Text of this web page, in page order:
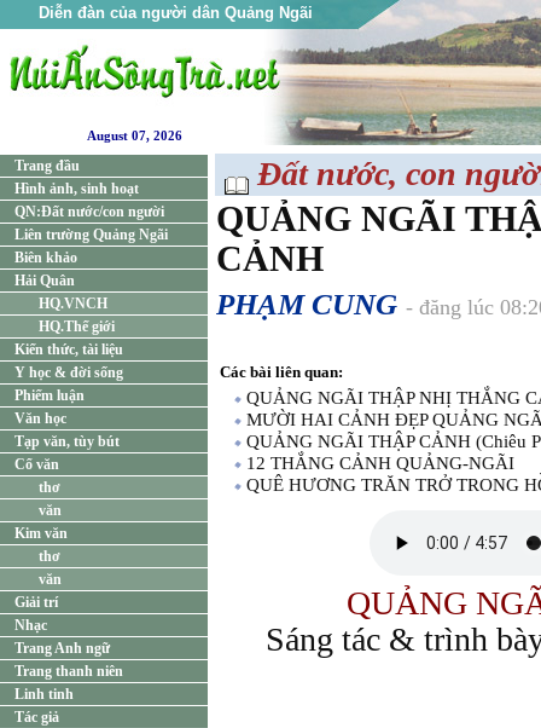
Diễn đàn của người dân Quảng Ngãi
August 07, 2026
Trang đầu
Hình ảnh, sinh hoạt
QN:Đất nước/con người
Liên trường Quảng Ngãi
Biên khảo
Hải Quân
HQ.VNCH
HQ.Thế giới
Kiến thức, tài liệu
Y học & đời sống
Phiếm luận
Văn học
Tạp văn, tùy bút
Cổ văn
thơ
văn
Kim văn
thơ
văn
Giải trí
Nhạc
Trang Anh ngữ
Trang thanh niên
Linh tinh
Tác giả
Đất nước, con
QUẢNG NGÃI
CẢNH
PHẠM CUNG - đăng lúc
Các bài liên quan:
QUẢNG NGÃI THẬP NHỊ THẮNG
MƯỜI HAI CẢNH ĐẸP QUẢNG
QUẢNG NGÃI THẬP CẢNH (Chiêu
12 THẮNG CẢNH QUẢNG-NGÃI
QUÊ HƯƠNG TRĂN TRỞ TRONG
QUẢNG
Sáng tác & trình